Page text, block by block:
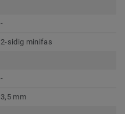
-
2-sidig minifas
-
3,5 mm